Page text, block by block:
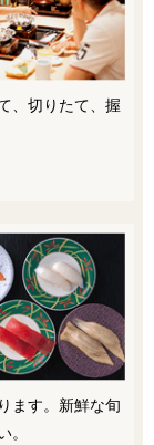
、切りたて、握
ます。新鮮な旬
。